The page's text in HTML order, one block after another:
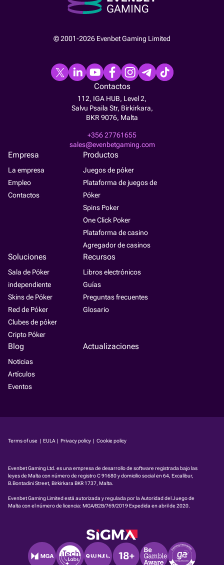
© 2001-2026 Evenbet Gaming Limited
Empresa
La empresa
Empleo
Contactos
Productos
Juegos de póker
Plataforma de juegos de
Póker
Spins Poker
One Click Poker
Plataforma de casino
Agregador de casinos
Soluciones
Sala de Póker
independiente
Skins de Póker
Red de Póker
Clubes de póker
Cripto Póker
Recursos
Libros electrónicos
Guías
Preguntas frecuentes
Glosario
Blog
Noticias
Artículos
Eventos
Actualizaciones
Contactos
112, IGA HUB, Level 2,
Salvu Psaila Str, Birkirkara,
BKR 9076, Malta
+356 27761655
sales@evenbetgaming.com
Terms of use | EULA | Privacy policy | Cookie policy
Evenbet Gaming Ltd. es una empresa de desarrollo de software registrada bajo las
leyes de Malta con número de registro C 91680 y domicilio social en 64, Excalibur,
B.Bontadini Street, Birkirkara BKR 1737, Malta.
Evenbet Gaming Limited está autorizada y regulada por la Autoridad del Juego de
Malta con el número de licencia: MGA/B2B/769/2019Expedida en abril de 2020.